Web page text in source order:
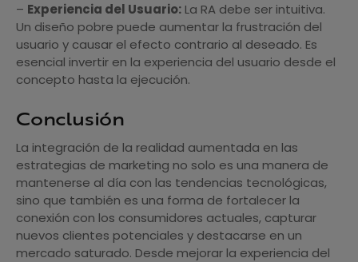
– Experiencia del Usuario: La RA debe ser intuitiva.
Un diseño pobre puede aumentar la frustración del
usuario y causar el efecto contrario al deseado. Es
esencial invertir en la experiencia del usuario desde el
concepto hasta la ejecución.
Conclusión
La integración de la realidad aumentada en las
estrategias de marketing no solo es una manera de
mantenerse al día con las tendencias tecnológicas,
sino que también es una forma de fortalecer la
conexión con los consumidores actuales, capturar
nuevos clientes potenciales y destacarse en un
mercado saturado. Desde mejorar la experiencia del